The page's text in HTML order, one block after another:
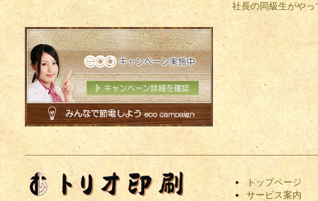
社長の同級生がや
トップページ
サービス案内